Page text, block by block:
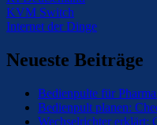
KVM Switch
Internet der Dinge
Neueste Beiträge
Bedienpulte für
Bedienpult planen:
Wechselrichter erklärt: